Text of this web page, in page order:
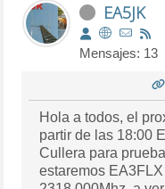
EA5JK
Mensajes: 13
Hola a todos, el
partir de las 18:00
Cullera para
estaremos